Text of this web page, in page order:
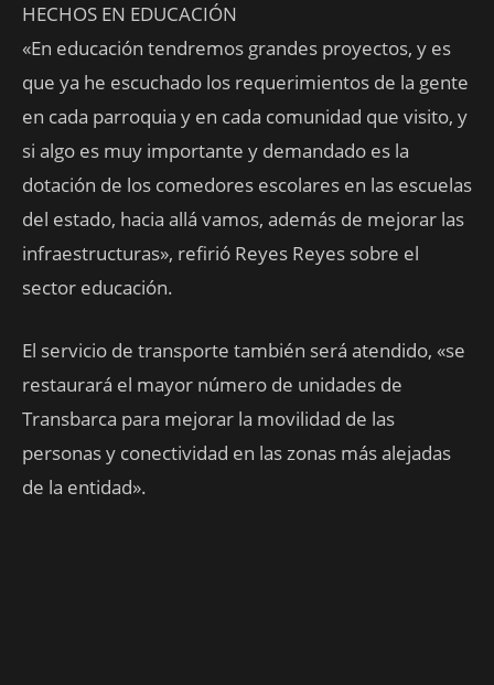
HECHOS EN EDUCACIÓN
«En educación tendremos grandes proyectos, y es
que ya he escuchado los requerimientos de la gente
en cada parroquia y en cada comunidad que visito, y
si algo es muy importante y demandado es la
dotación de los comedores escolares en las escuelas
del estado, hacia allá vamos, además de mejorar las
infraestructuras», refirió Reyes Reyes sobre el
sector educación.
El servicio de transporte también será atendido, «se
restaurará el mayor número de unidades de
Transbarca para mejorar la movilidad de las
personas y conectividad en las zonas más alejadas
de la entidad».